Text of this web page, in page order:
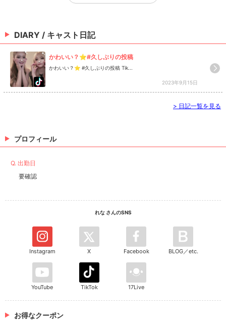
DIARY / キャスト日記
かわいい？⭐️#久しぶりの投稿
かわいい？⭐️ #久しぶりの投稿 Tik...
2023年9月15日
> 日記一覧を見る
プロフィール
Q. 出勤日
要確認
れな さんのSNS
Instagram X Facebook BLOG／etc.
YouTube TikTok 17Live
お得なクーポン